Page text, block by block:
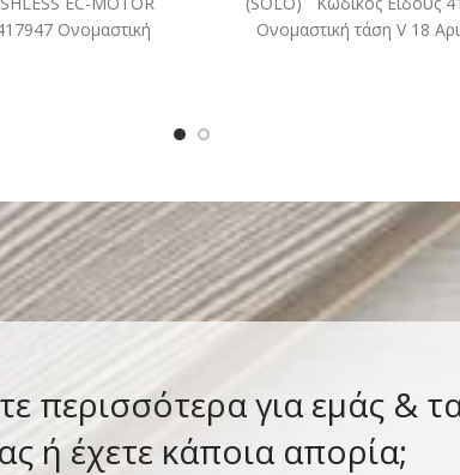
Ονομαστική
Ονομαστική τάση V 18
περισσότερα για εμάς &
ή έχετε κάποια απορία;